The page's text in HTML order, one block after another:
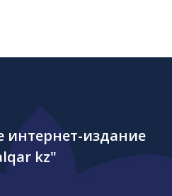
издание
kz"